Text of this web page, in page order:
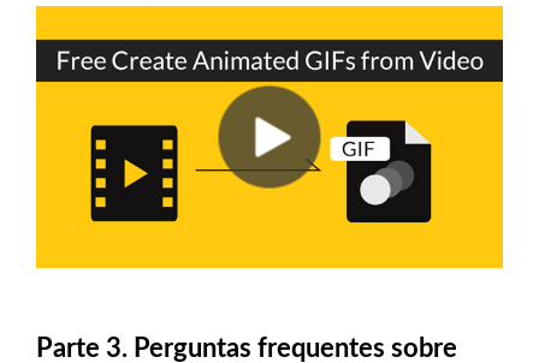
Parte 3. Perguntas frequentes sobre